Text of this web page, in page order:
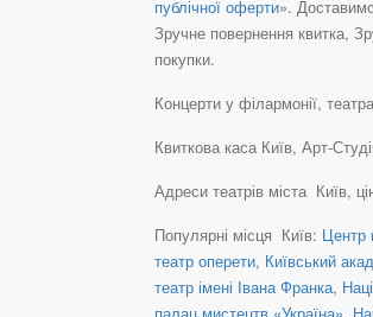
публічної оферти».
Зручне повернення квитка,
покупки.
Концерти у філармонії,
Квиткова каса Київ, Арт-
Адреси театрів міста Київ,
Популярні місця Київ: Центр
театр оперети, Київський
театр імені Івана Франка,